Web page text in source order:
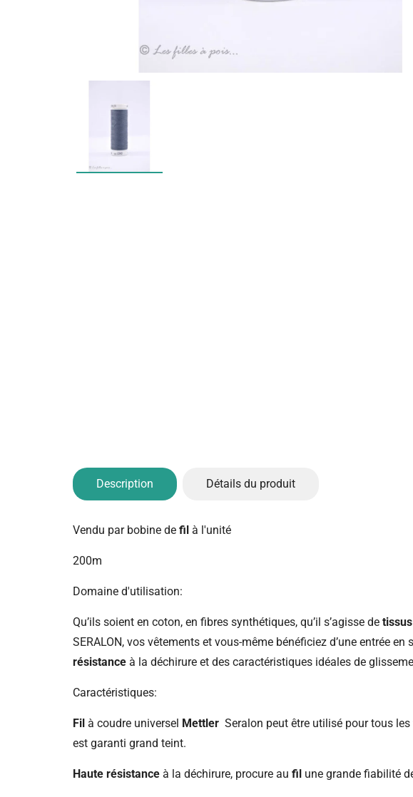
Description Détails du produit
Vendu par bobine de fil à l'unité
200m
Domaine d'utilisation:
Qu’ils soient en coton, en fibres synthétiques, qu’il s’agisse de tissus
SERALON, vos vêtements et vous-même bénéficiez d’une entrée
résistance à la déchirure et des caractéristiques idéales de
Caractéristiques:
Fil à coudre universel Mettler Seralon peut être utilisé pour tous les
est garanti grand teint.
Haute résistance à la déchirure, procure au fil une grande fiabilité